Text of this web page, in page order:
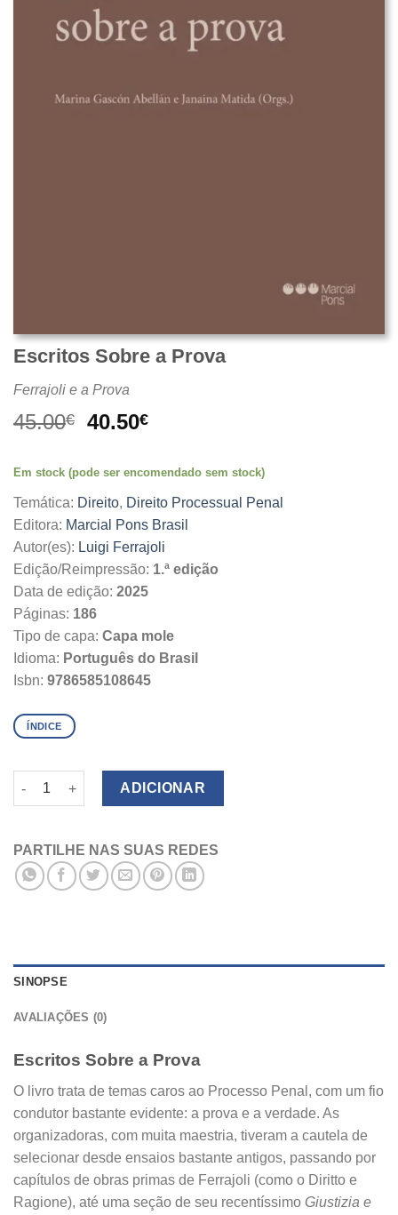
Escritos Sobre a Prova
Ferrajoli e a Prova
45.00€
O
original
45.00€.
40.50€O
atual
40.50€.
Em stock (pode ser encomendado sem stock)
Temática: Direito, Direito Processual Penal
Editora: Marcial Pons Brasil
Autor(es): Luigi Ferrajoli
Edição/Reimpressão: 1.ª edição
Data de edição: 2025
Páginas: 186
Tipo de capa: Capa mole
Idioma: Português do Brasil
Isbn: 9786585108645
ÍNDICE
Quantidade de Escritos Sobre a Prova
ADICIONAR
PARTILHE NAS SUAS REDES
SINOPSE
AVALIAÇÕES (0)
Escritos Sobre a Prova
O livro trata de temas caros ao Processo Penal, com um fio
condutor bastante evidente: a prova e a verdade. As
organizadoras, com muita maestria, tiveram a cautela de
selecionar desde ensaios bastante antigos, passando por
capítulos de obras primas de Ferrajoli (como o Diritto e
Ragione), até uma seção de seu recentíssimo Giustizia e